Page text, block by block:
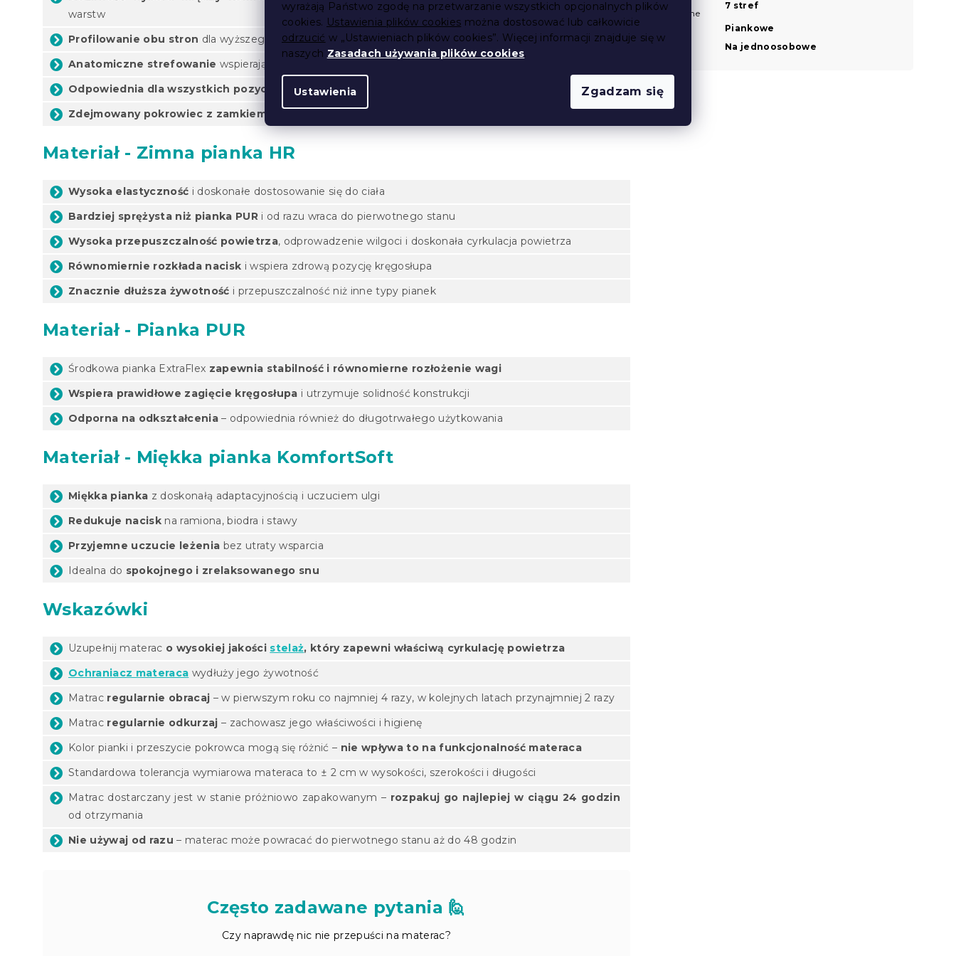
wyrażają Państwo zgodę na przetwarzanie wszystkich opcjonalnych plików
cookies. Ustawienia plików cookies można dostosować lub całkowicie
odrzucić w „Ustawieniach plików cookies”. Więcej informacji znajduje się w
naszych Zasadach używania plików cookies.
Ustawienia Zgadzam się
warstw
Profilowanie obu stron dla wyższego komfortu i delikatnego efektu masażu
Anatomiczne strefowanie wspierające prawidłową pozycję kręgosłupa
Odpowiednia dla wszystkich pozycji snu
Zdejmowany pokrowiec z zamkiem błyskawicznym
Materiał - Zimna pianka HR
Wysoka elastyczność i doskonałe dostosowanie się do ciała
Bardziej sprężysta niż pianka PUR i od razu wraca do pierwotnego stanu
Wysoka przepuszczalność powietrza, odprowadzenie wilgoci i doskonała cyrkulacja powietrza
Równomiernie rozkłada nacisk i wspiera zdrową pozycję kręgosłupa
Znacznie dłuższa żywotność i przepuszczalność niż inne typy pianek
Materiał - Pianka PUR
Środkowa pianka ExtraFlex zapewnia stabilność i równomierne rozłożenie wagi
Wspiera prawidłowe zagięcie kręgosłupa i utrzymuje solidność konstrukcji
Odporna na odkształcenia – odpowiednia również do długotrwałego użytkowania
Materiał - Miękka pianka KomfortSoft
Miękka pianka z doskonałą adaptacyjnością i uczuciem ulgi
Redukuje nacisk na ramiona, biodra i stawy
Przyjemne uczucie leżenia bez utraty wsparcia
Idealna do spokojnego i zrelaksowanego snu
Wskazówki
Uzupełnij materac o wysokiej jakości stelaż, który zapewni właściwą cyrkulację powietrza
Ochraniacz materaca wydłuży jego żywotność
Matrac regularnie obracaj – w pierwszym roku co najmniej 4 razy, w kolejnych latach przynajmniej 2 razy
Matrac regularnie odkurzaj – zachowasz jego właściwości i higienę
Kolor pianki i przeszycie pokrowca mogą się różnić – nie wpływa to na funkcjonalność materaca
Standardowa tolerancja wymiarowa materaca to ± 2 cm w wysokości, szerokości i długości
Matrac dostarczany jest w stanie próżniowo zapakowanym – rozpakuj go najlepiej w ciągu 24 godzin
od otrzymania
Nie używaj od razu – materac może powracać do pierwotnego stanu aż do 48 godzin
Często zadawane pytania 🙋
Czy naprawdę nic nie przepuści na materac?
ortopedyczne
7 stref
Piankowe
Wielkość
Na jednoosobowe